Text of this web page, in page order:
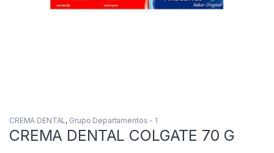
CREMA DENTAL , Grupo Departamentos - 1
CREMA DENTAL COLGATE 70 G